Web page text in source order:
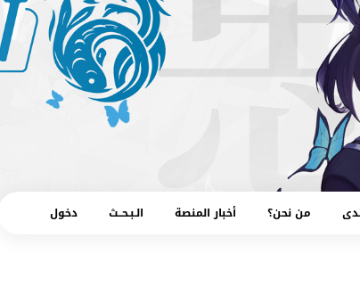
من نحن؟ أخبار المنصة الـبـحــث دخول